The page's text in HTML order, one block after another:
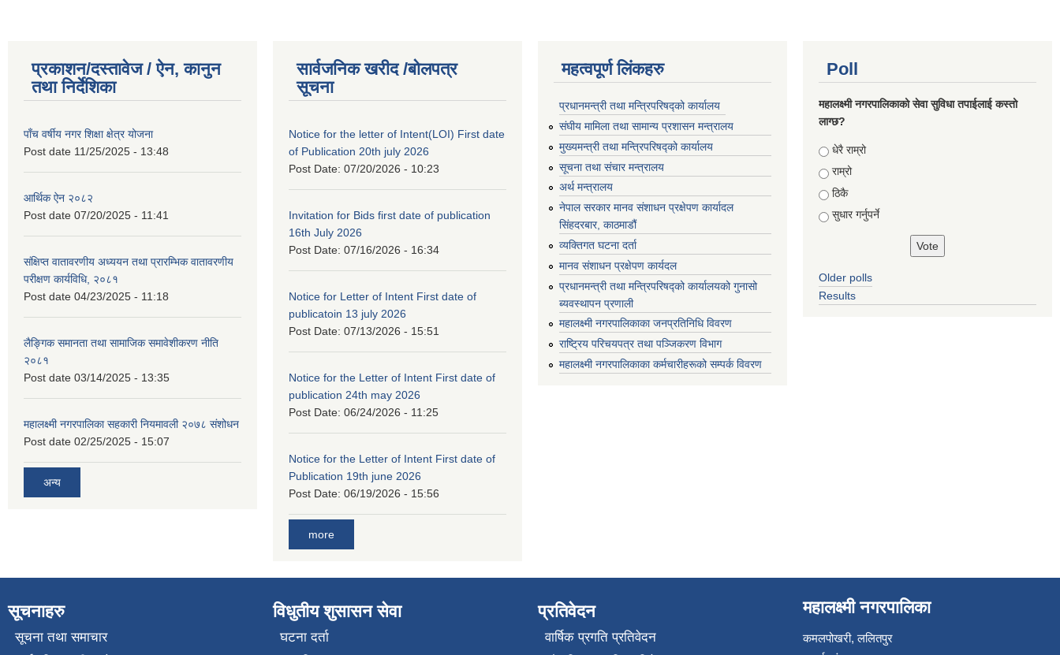
प्रकाशन/दस्तावेज / ऐन, कानुन
तथा निर्देशिका
पाँच वर्षीय नगर शिक्षा क्षेत्र योजना
Post date 11/25/2025 - 13:48
आर्थिक ऐन २०८२
Post date 07/20/2025 - 11:41
संक्षिप्त वातावरणीय अध्ययन तथा प्रारम्भिक वातावरणीय
परीक्षण कार्यविधि, २०८१
Post date 04/23/2025 - 11:18
लैङ्गिक समानता तथा सामाजिक समावेशीकरण नीति
२०८१
Post date 03/14/2025 - 13:35
महालक्ष्मी नगरपालिका सहकारी नियमावली २०७८ संशोधन
Post date 02/25/2025 - 15:07
अन्य
सार्वजनिक खरीद /बोलपत्र
सूचना
Notice for the letter of Intent(LOI) First date
of Publication 20th july 2026
Post Date: 07/20/2026 - 10:23
Invitation for Bids first date of publication
16th July 2026
Post Date: 07/16/2026 - 16:34
Notice for Letter of Intent First date of
publicatoin 13 july 2026
Post Date: 07/13/2026 - 15:51
Notice for the Letter of Intent First date of
publication 24th may 2026
Post Date: 06/24/2026 - 11:25
Notice for the Letter of Intent First date of
Publication 19th june 2026
Post Date: 06/19/2026 - 15:56
more
महत्वपूर्ण लिंकहरु
प्रधानमन्त्री तथा मन्त्रिपरिषद्को कार्यालय
संघीय मामिला तथा सामान्य प्रशासन मन्त्रालय
मुख्यमन्त्री तथा मन्त्रिपरिषद्को कार्यालय
सूचना तथा संचार मन्त्रालय
अर्थ मन्त्रालय
नेपाल सरकार मानव संशाधन प्रक्षेपण कार्यादल
सिंहदरबार, काठमाडौं
व्यक्तिगत घटना दर्ता
मानव संशाधन प्रक्षेपण कार्यदल
प्रधानमन्त्री तथा मन्त्रिपरिषद्को कार्यालयको गुनासो
ब्यवस्थापन प्रणाली
महालक्ष्मी नगरपालिकाका जनप्रतिनिधि विवरण
राष्ट्रिय परिचयपत्र तथा पञ्जिकरण विभाग
महालक्ष्मी नगरपालिकाका कर्मचारीहरूको सम्पर्क विवरण
Poll
महालक्ष्मी नगरपालिकाको सेवा सुविधा तपाईलाई कस्तो
लाग्छ?
Choices
धेरै राम्रो
राम्रो
ठिकै
सुधार गर्नुपर्ने
Older polls
Results
सूचनाहरु
सूचना तथा समाचार
विधुतीय शुसासन सेवा
घटना दर्ता
प्रतिवेदन
वार्षिक प्रगति प्रतिवेदन
महालक्ष्मी नगरपालिका
कमलपोखरी, ललितपुर